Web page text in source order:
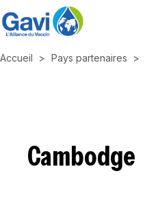
Skip
to
content
Accueil Pays partenaires
Cambodge